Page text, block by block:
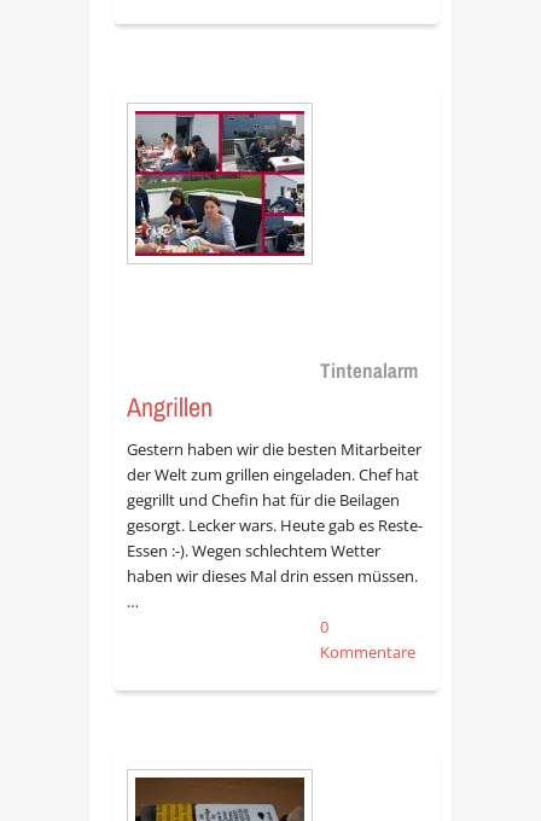
Tintenalarm
Angrillen
Gestern haben wir die besten Mitarbeiter
der Welt zum grillen eingeladen. Chef hat
gegrillt und Chefin hat für die Beilagen
gesorgt. Lecker wars. Heute gab es Reste-
Essen :-). Wegen schlechtem Wetter
haben wir dieses Mal drin essen müssen.
…
0
Kommentare